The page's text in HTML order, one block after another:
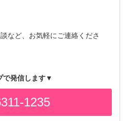
など、お気軽にご連絡くださ
で発信します▼
1235